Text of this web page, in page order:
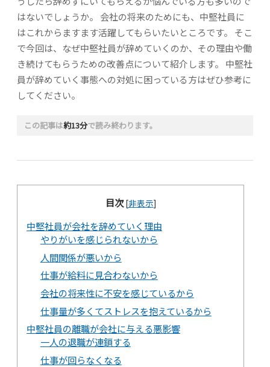
はないでしょうか。 会社の将来のためにも、中堅社員に
はこれからますます活躍してもらいたいところです。 そこ
で今回は、なぜ中堅社員が辞めていくのか、その理由や働
き続けてもらうための改善点について紹介します。 中堅社
員が辞めていく事態への対処に困っている方はぜひ参考に
してください。
この記事は約13分で読み終わります。
目次 [非表示]
中堅社員が会社を辞めていく理由
やりがいを感じられないから
人間関係が悪いから
仕事が給料に見合わないから
会社の将来性に不安を感じているから
仕事量が多くてストレスを抱えているから
中堅社員の離職が会社に与える悪影響
一人の退職が連鎖する
仕事が回らなくなる